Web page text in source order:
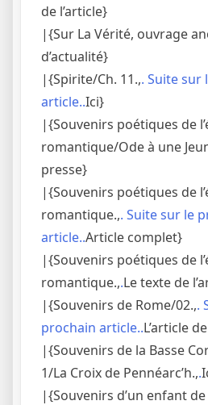
de l’article}
|{Sur La Vérité, ouvrage
d’actualité}
|{Spirite/Ch. 11.,. Suite sur
article..Ici}
|{Souvenirs poétiques de
romantique/Ode à une
presse}
|{Souvenirs poétiques de
romantique.,. Suite sur le
article..Article complet}
|{Souvenirs poétiques de
romantique.,.Le texte de
|{Souvenirs de Rome/02.,.
prochain article..L’article
|{Souvenirs de la Basse
1/La Croix de Pennéarc’h.,.
|{Souvenirs d’un enfant de